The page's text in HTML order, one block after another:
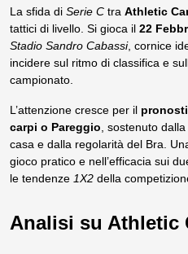
La sfida di Serie C tra Athletic
tattici di livello. Si gioca il 22
Stadio Sandro Cabassi, cornice
incidere sul ritmo di classifica e
campionato.
L’attenzione cresce per il
carpi o Pareggio, sostenuto
casa e dalla regolarità del Bra.
gioco pratico e nell’efficacia sui
le tendenze 1X2 della
Analisi su Athletic